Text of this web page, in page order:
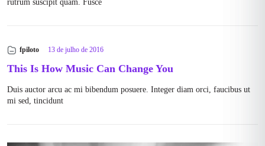
rutrum suscipit quam. Fusce
fpiloto 13 de julho de 2016
This Is How Music Can Change You
Duis auctor arcu ac mi bibendum posuere. Integer diam orci, faucibus ut
mi sed, tincidunt